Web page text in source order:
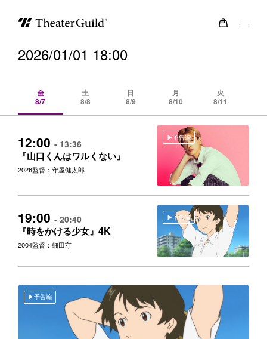
2026/01/01 18:00
金
8/7
土
8/8
日
8/9
月
8/10
火
8/11
予告編
12:00 - 13:36
『山口くんはワルくない』
2026監督：守屋健太郎
予告編
19:00 - 20:40
『時をかける少女』 4K
2004監督：細田守
予告編